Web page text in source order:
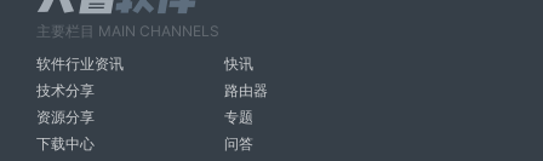
主要栏目 MAIN CHANNELS
软件行业资讯
快讯
技术分享
路由器
资源分享
专题
下载中心
问答